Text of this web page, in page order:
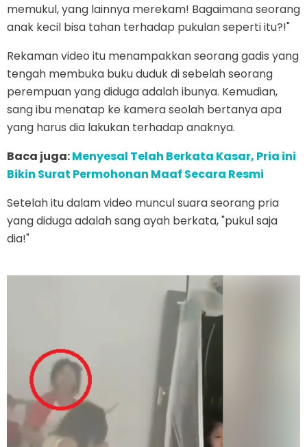
memukul, yang lainnya merekam! Bagaimana seorang
anak kecil bisa tahan terhadap pukulan seperti itu?!"
Rekaman video itu menampakkan seorang gadis yang
tengah membuka buku duduk di sebelah seorang
perempuan yang diduga adalah ibunya. Kemudian,
sang ibu menatap ke kamera seolah bertanya apa
yang harus dia lakukan terhadap anaknya.
Baca juga:Menyesal Telah Berkata Kasar, Pria ini
Bikin Surat Permohonan Maaf Secara Resmi
Setelah itu dalam video muncul suara seorang pria
yang diduga adalah sang ayah berkata, "pukul saja
dia!"